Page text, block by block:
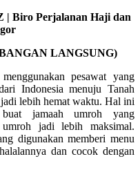
Biro Perjalanan Haji dan
LANGSUNG)
pesawat yang
Indonesia menuju Tanah
lebih hemat waktu. Hal ini
jamaah umroh yang
umroh jadi lebih maksimal.
digunakan memberi menu
dan cocok dengan